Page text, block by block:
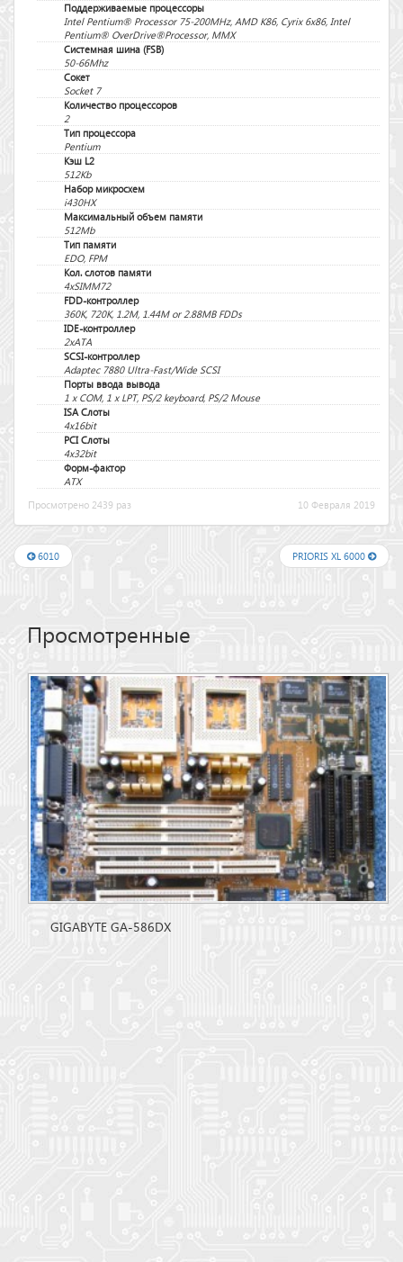
Поддерживаемые процессоры
Intel Pentium® Processor 75-200MHz, AMD K86, Cyrix 6x86, Intel
Pentium® OverDrive®Processor, MMX
Системная шина (FSB)
50-66Mhz
Сокет
Socket 7
Количество процессоров
2
Тип процессора
Pentium
Кэш L2
512Kb
Набор микросхем
i430HX
Максимальный объем памяти
512Mb
Тип памяти
EDO, FPM
Кол. слотов памяти
4xSIMM72
FDD-контроллер
360K, 720K, 1.2M, 1.44M or 2.88MB FDDs
IDE-контроллер
2xATA
SCSI-контроллер
Adaptec 7880 Ultra-Fast/Wide SCSI
Порты ввода вывода
1 x COM, 1 x LPT, PS/2 keyboard, PS/2 Mouse
ISA Слоты
4x16bit
PCI Слоты
4x32bit
Форм-фактор
ATX
Просмотрено 2439 раз
10 Февраля 2019
6010 PRIORIS XL 6000
Просмотренные
GIGABYTE GA-586DX